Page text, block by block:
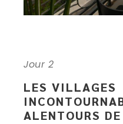
Jour 2
LES VILLAGES
ALENTOURS